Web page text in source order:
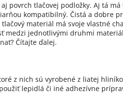
povrch tlačovej podložky. Aj tá
kompatibilný. Čistá a dobre
materiál má svoje vlastné
jednotlivými druhmi
Čítajte ďalej.
z nich sú vyrobené z liatej
lepidlá či iné adhezívne